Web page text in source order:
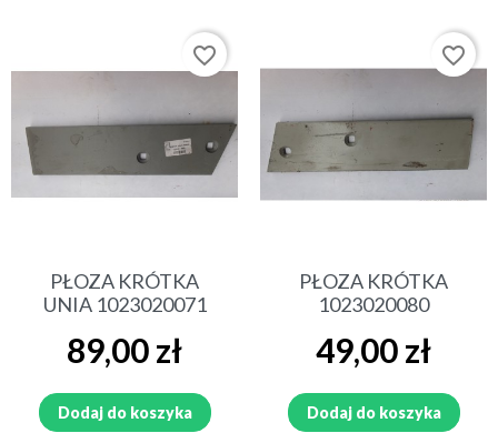
PŁOZA KRÓTKA
UNIA 1023020071
Cena
89,00 zł
Dodaj do koszyka
favorite_border
PŁOZA KRÓTKA
1023020080
Cena
49,00 zł
Dodaj do koszyka
favorite_border